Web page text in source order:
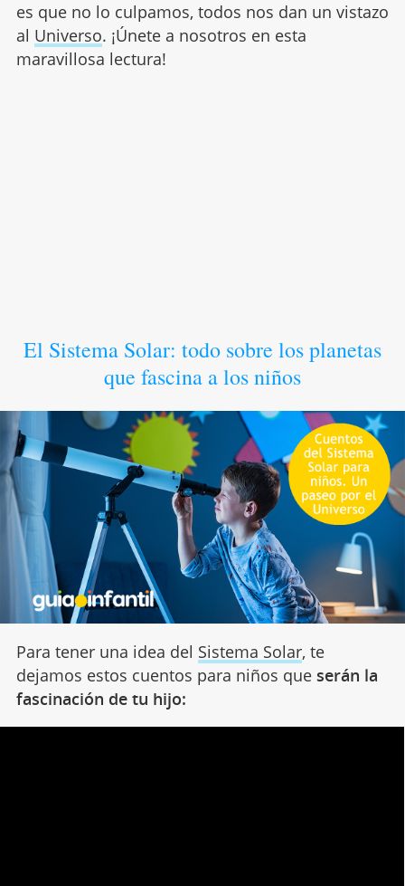
es que no lo culpamos, todos nos dan un vistazo
al Universo. ¡Únete a nosotros en esta
maravillosa lectura!
El Sistema Solar: todo sobre los planetas
que fascina a los niños
Para tener una idea del Sistema Solar, te
dejamos estos cuentos para niños que serán la
fascinación de tu hijo: